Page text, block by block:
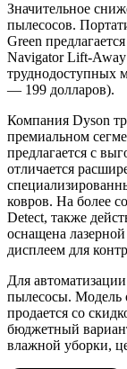
Значительное
пылесосов.
Green
Navigator Lift-
труднодоступных
— 199 долларов).
Компания Dyson
премиальном
предлагается с
отличается
ковров. На более
Detect, также
оснащена
дисплеем для
Для
пылесосы. Модель
продается со
бюджетный
влажной уборки,